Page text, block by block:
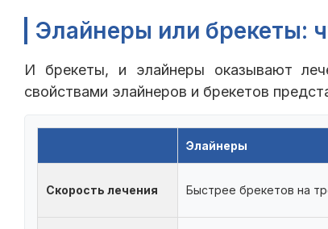
Элайнеры или брекеты:
И брекеты, и элайнеры оказывают
свойствами элайнеров и брекетов
Элайнеры
Скорость лечения Быстрее брекетов на